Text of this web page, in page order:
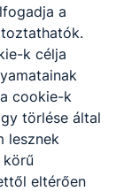
V
2
16
30
a
k célja
cookie-k
törlése által
lesznek
eltérően